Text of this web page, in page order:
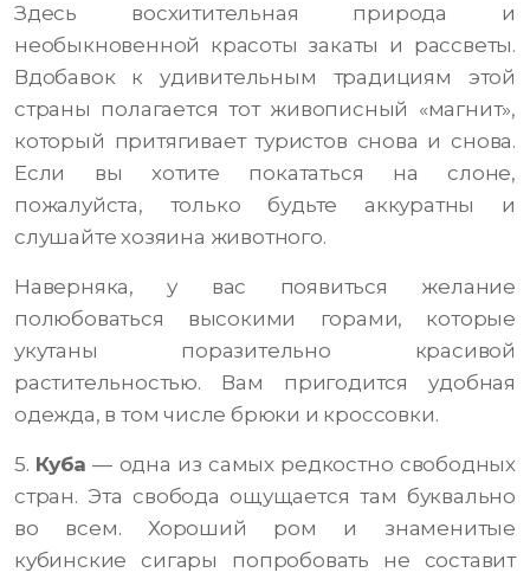
Здесь восхитительная природа и
необыкновенной красоты закаты и рассветы.
Вдобавок к удивительным традициям этой
страны полагается тот живописный «магнит»,
который притягивает туристов снова и снова.
Если вы хотите покататься на слоне,
пожалуйста, только будьте аккуратны и
слушайте хозяина животного.
Наверняка, у вас появиться желание
полюбоваться высокими горами, которые
укутаны поразительно красивой
растительностью. Вам пригодится удобная
одежда, в том числе брюки и кроссовки.
5. Куба — одна из самых редкостно свободных
стран. Эта свобода ощущается там буквально
во всем. Хороший ром и знаменитые
кубинские сигары попробовать не составит